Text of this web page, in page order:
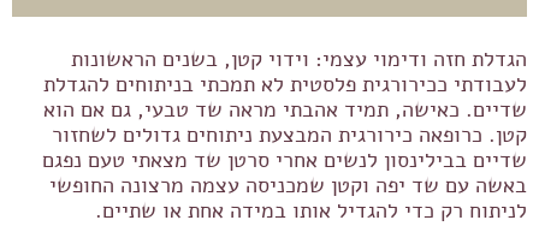
הגדלת חזה ודימוי עצמי: וידוי קטן, בשנים הראשונות
לעבודתי ככירורגית פלסטית לא תמכתי בניתוחים להגדלת
שדיים. כאישה, תמיד אהבתי מראה שד טבעי, גם אם הוא
קטן. כרופאה כירורגית המבצעת ניתוחים גדולים לשחזור
שדיים בבילינסון לנשים אחרי סרטן שד מצאתי טעם נפגם
באשה עם שד יפה וקטן שמכניסה עצמה מרצונה החופשי
לניתוח רק כדי להגדיל אותו במידה אחת או שתיים.